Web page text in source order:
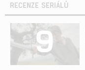
RECENZE SERIÁLŮ
9